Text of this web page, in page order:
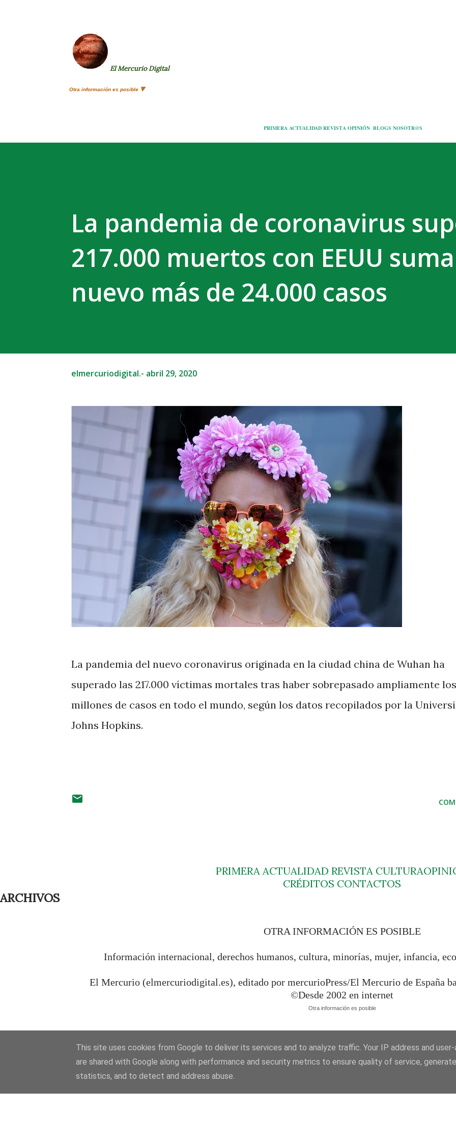
El Mercurio Digital
Otra información es posible 🔻
PRIMERA ACTUALIDAD REVISTA OPINIÓN BLOGS NOSOTR@S
La pandemia de coronavirus
217.000 muertos con EEUU
nuevo más de 24.000 casos
elmercuriodigital.- abril 29, 2020
La pandemia del nuevo coronavirus originada en la ciudad china de Wuhan ha
superado las 217.000 víctimas mortales tras haber sobrepasado ampliamente
millones de casos en todo el mundo, según los datos recopilados por la
Johns Hopkins.
PRIMERA ACTUALIDAD REVISTA CULTURA
CRÉDITOS CONTACTOS
ARCHIVOS
OTRA INFORMACIÓN ES POSIBLE
Información internacional, derechos humanos, cultura, minorías, mujer, infancia,
El Mercurio (elmercuriodigital.es), editado por mercurioPress/El Mercurio de España
©Desde 2002 en internet
Otra información es posible
This site uses cookies from Google to deliver its services and to analyze traffic. Your IP address and
are shared with Google along with performance and security metrics to ensure quality of service,
statistics, and to detect and address abuse.